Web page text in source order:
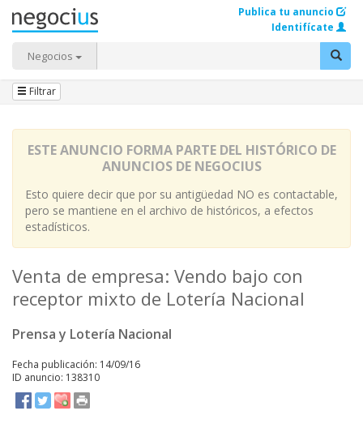
Negocios
Publica tu anuncio
Identifícate
Filtrar
ESTE ANUNCIO FORMA PARTE DEL HISTÓRICO DE
ANUNCIOS DE NEGOCIUS
Esto quiere decir que por su antigüedad NO es contactable,
pero se mantiene en el archivo de históricos, a efectos
estadísticos.
Venta de empresa: Vendo bajo con
receptor mixto de Lotería Nacional
Prensa y Lotería Nacional
Fecha publicación: 14/09/16
ID anuncio: 138310